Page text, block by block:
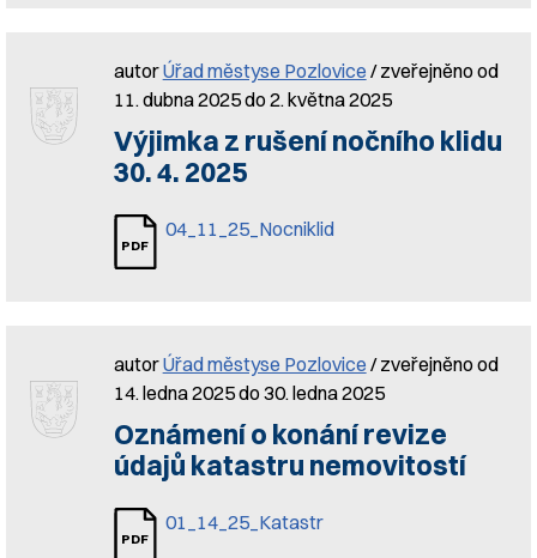
autorÚřad městyse Pozlovice / zveřejněno od
11. dubna 2025 do 2. května 2025
Výjimka z rušení nočního klidu
30. 4. 2025
04_11_25_Nocniklid
autorÚřad městyse Pozlovice / zveřejněno od
14. ledna 2025 do 30. ledna 2025
Oznámení o konání revize
údajů katastru nemovitostí
01_14_25_Katastr